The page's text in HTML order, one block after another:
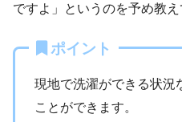
ですよ」というのを予め教え
ポイント
現地で洗濯ができる状況
ことができます。